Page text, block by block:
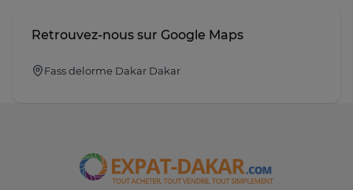
Retrouvez-nous sur Google Maps
Fass delorme Dakar Dakar